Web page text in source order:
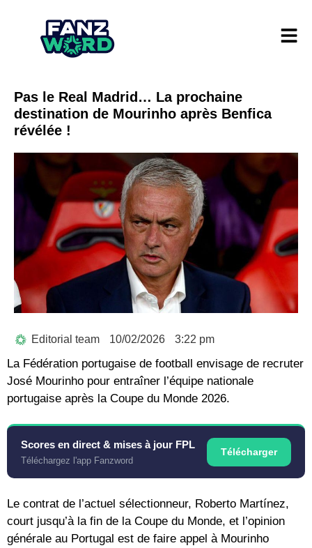
Pas le Real Madrid… La prochaine
destination de Mourinho après Benfica
révélée !
Editorial team 10/02/2026 3:22 pm
La Fédération portugaise de football envisage de recruter
José Mourinho pour entraîner l’équipe nationale
portugaise après la Coupe du Monde 2026.
Scores en direct & mises à jour FPL
Téléchargez l'app Fanzword
Télécharger
Le contrat de l’actuel sélectionneur, Roberto Martínez,
court jusqu’à la fin de la Coupe du Monde, et l’opinion
générale au Portugal est de faire appel à Mourinho